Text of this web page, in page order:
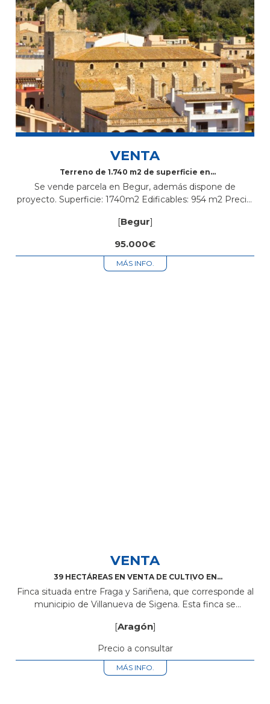
VENTA
Terreno de 1.740 m2 de superficie en
Se vende parcela en Begur, además dispone de
proyecto. Superficie: 1740m2 Edificables: 954 m2 Precio:
[Begur]
95.000€
MÁS INFO.
VENTA
39 HECTÁREAS EN VENTA DE CULTIVO EN
Finca situada entre Fraga y Sariñena, que corresponde al
municipio de Villanueva de Sigena. Esta finca se
La finca está compuesta...
[Aragón]
Precio a consultar
MÁS INFO.